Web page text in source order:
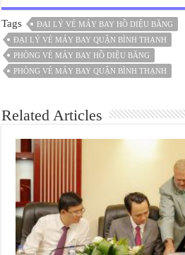
Tags
ĐẠI LÝ VÉ MÁY BAY HỒ DIỆU BĂNG
ĐẠI LÝ VÉ MÁY BAY QUẬN BÌNH THẠNH
PHÒNG VÉ MÁY BAY HỒ DIỆU BĂNG
PHÒNG VÉ MÁY BAY QUẬN BÌNH THẠNH
Related Articles